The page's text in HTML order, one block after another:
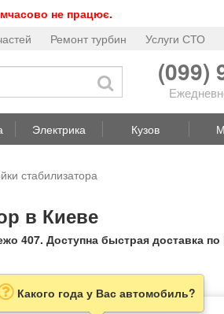
не працює.
Ремонт турбин Услуги СТО
(099)
Электрика Кузов
стабилизатора
в Киеве
407. Доступна быстрая доставка по
товар к нему
Какого года у Вас автомобиль?